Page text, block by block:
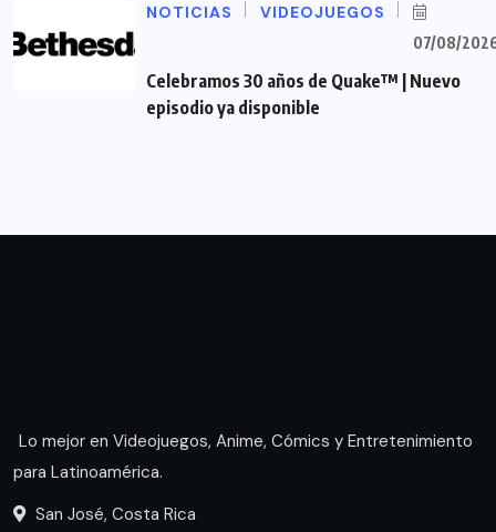
NOTICIAS VIDEOJUEGOS
07/08/
Celebramos 30 años de Quake™ | Nuevo
episodio ya disponible
Lo mejor en Videojuegos, Anime, Cómics y Entretenimiento
para Latinoamérica.
San José, Costa Rica